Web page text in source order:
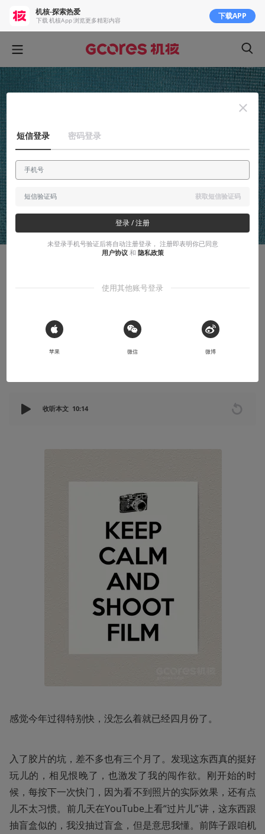
摄影分享丨初探胶片的三个月小结
收听本文 10:14
感觉今年过得特别快，没怎么着就已经四月份了。
入了胶片的坑，差不多也有三个月了。发现这东西真的挺好
玩儿的，相见恨晚了，也激发了我的闯作欲。刚开始的时
候，每按下一次快门，因为看不到照片的实际效果，还有点
儿不太习惯。前几天在YouTube上看“过片儿”讲，这东西跟
抽盲盒似的，我没抽过盲盒，但是意思我懂。前阵子跟咱机
机核-探索热爱
下载 机核App 浏览更多精彩内容 下载APP
短信登录 密码登录
获取短信验证码
登录 / 注册
未登录手机号验证后将自动注册登录， 注册即表明你已同意
用户协议 和 隐私政策
使用其他账号登录
 Sign in with Apple
苹果 微信 微博